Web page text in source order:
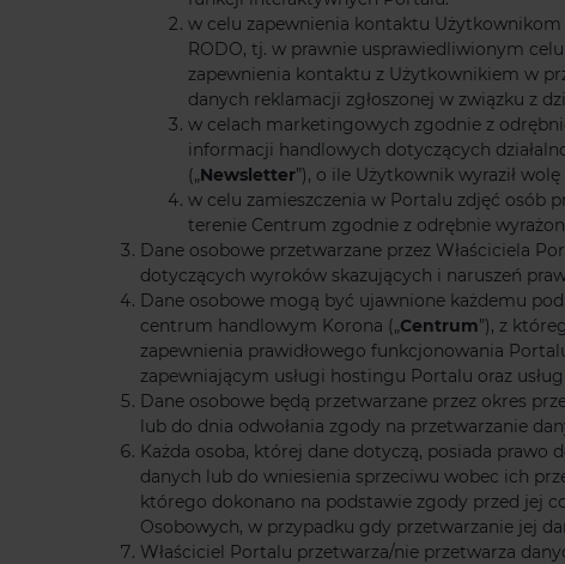
w celu zapewnienia kontaktu
RODO, tj. w prawnie usprawiedliwionym
zapewnienia kontaktu z Użytkownikiem w
danych reklamacji zgłoszonej w związku z
w celach marketingowych zgodnie z
informacji handlowych dotyczących
(„Newsletter”), o ile Użytkownik wyraził
w celu zamieszczenia w Portalu zdjęć osób
terenie Centrum zgodnie z odrębnie
Dane osobowe przetwarzane przez Właściciela
dotyczących wyroków skazujących i naruszeń
Dane osobowe mogą być ujawnione każdemu
centrum handlowym Korona („Centrum”), z
zapewnienia prawidłowego funkcjonowania
zapewniającym usługi hostingu Portalu oraz
Dane osobowe będą przetwarzane przez okres
lub do dnia odwołania zgody na przetwarzanie
Każda osoba, której dane dotyczą, posiada
danych lub do wniesienia sprzeciwu wobec ich
którego dokonano na podstawie zgody przed jej
Osobowych, w przypadku gdy przetwarzanie jej
Właściciel Portalu przetwarza/nie przetwarza